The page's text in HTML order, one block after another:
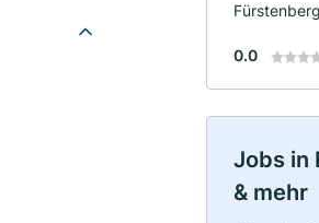
0.0
Jobs in
& mehr